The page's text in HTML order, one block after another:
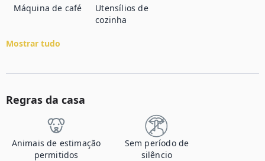
Máquina de café
Utensílios de
cozinha
Mostrar tudo
Regras da casa
Animais de estimação
permitidos
Sem período de
silêncio